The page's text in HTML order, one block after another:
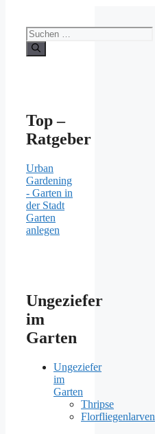
Suchen
nach:
Top –
Ratgeber
Urban
Gardening
- Garten in
der Stadt
Garten
anlegen
Ungeziefer
im
Garten
Ungeziefer
im
Garten
Thripse
Florfliegenlarven